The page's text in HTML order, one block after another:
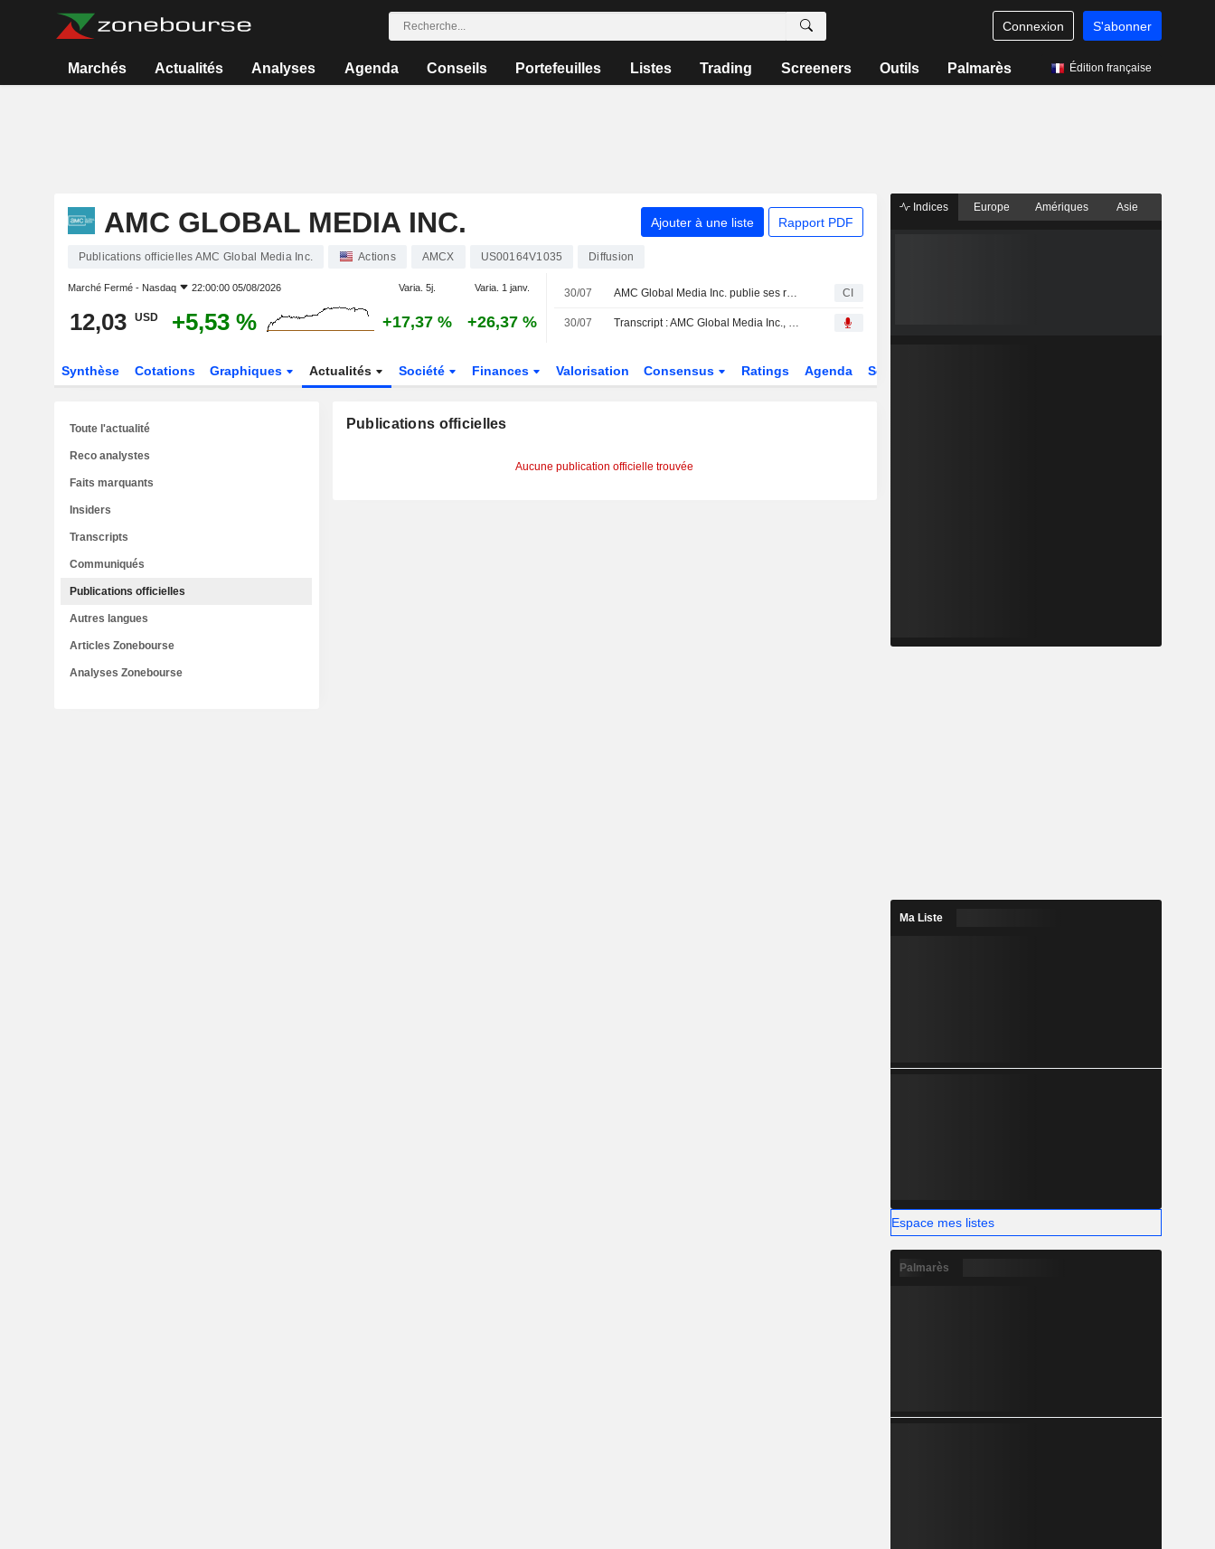
Connexion S'abonner
Marchés Actualités Analyses Agenda Conseils Portefeuilles Listes Trading Screeners Outils Palmarès Édition française
AMC GLOBAL MEDIA INC. Ajouter à une liste Rapport PDF
Publications officielles AMC Global Media Inc. Actions AMCX US00164V1035 Diffusion
Marché Fermé - Nasdaq 22:00:00 05/08/2026 Varia. 5j. Varia. 1 janv.
12,03 USD +5,53 % +17,37 % +26,37 %
30/07 AMC Global Media Inc. publie ses résultats pour le deuxième trimestre et le premier semestre clos le 30 juin 2026 CI
30/07 Transcript : AMC Global Media Inc., Q2 2026 Earnings Call, Jul 30, 2026
Synthèse Cotations Graphiques Actualités Société Finances Valorisation Consensus Ratings Agenda Secteur
Publications officielles
Aucune publication officielle trouvée
Toute l'actualité
Reco analystes
Faits marquants
Insiders
Transcripts
Communiqués
Publications officielles
Autres langues
Articles Zonebourse
Analyses Zonebourse
Indices Europe Amériques Asie
Ma Liste
Espace mes listes
Palmarès